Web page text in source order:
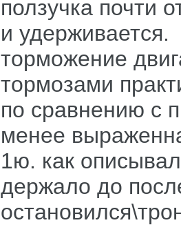
ползучка почти
и удерживается.
торможение
тормозами
по сравнению с
менее
1ю. как
держало до